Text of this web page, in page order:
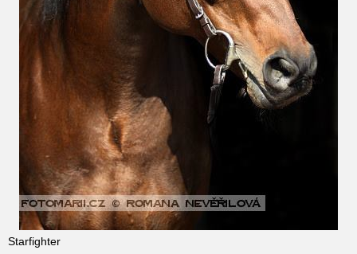
Starfighter